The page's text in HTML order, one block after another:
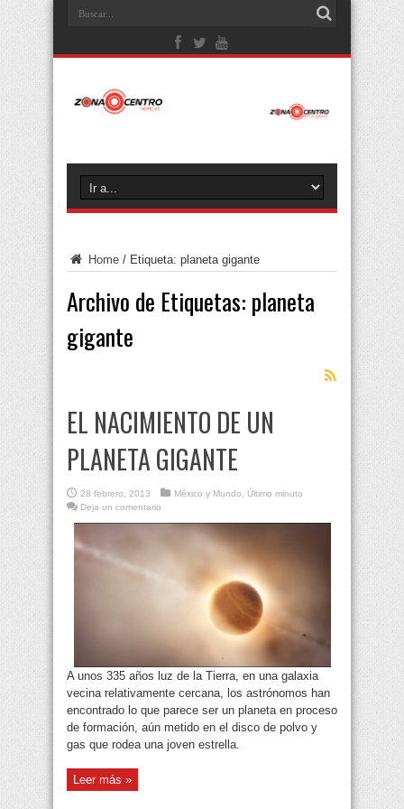
Home / Etiqueta: planeta gigante
Archivo de Etiquetas: planeta
gigante
EL NACIMIENTO DE UN
PLANETA GIGANTE
28 febrero, 2013 México y Mundo, Último minuto
Deja un comentario
A unos 335 años luz de la Tierra, en una galaxia
vecina relativamente cercana, los astrónomos han
encontrado lo que parece ser un planeta en proceso
de formación, aún metido en el disco de polvo y
gas que rodea una joven estrella.
Leer más »